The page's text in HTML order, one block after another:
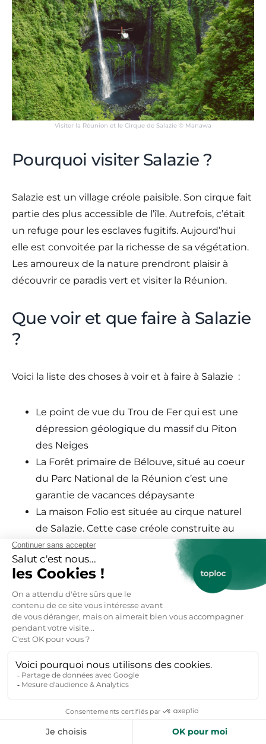
Visiter la Réunion et le Cirque de Salazie © Manawa
Pourquoi visiter Salazie ?
Salazie est un village créole paisible. Son cirque fait
partie des plus accessible de l’île. Autrefois, c’était
un refuge pour les esclaves fugitifs. Aujourd’hui
elle est convoitée par la richesse de sa végétation.
Les amoureux de la nature prendront plaisir à
découvrir ce paradis vert et visiter la Réunion.
Que voir et que faire à Salazie
?
Voici la liste des choses à voir et à faire à Salazie :
Le point de vue du Trou de Fer qui est une
dépression géologique du massif du Piton
des Neiges
La Forêt primaire de Bélouve, situé au coeur
du Parc National de la Réunion c’est une
garantie de vacances dépaysante
La maison Folio est située au cirque naturel
de Salazie. Cette case créole construite au
XIXème siècle
La cascade du Voile de la Mariée fait 70
mètres de haut, la meilleure saison pour la
visiter est au printemps
Les anciens Thermes d’Hell-Bourg à Salazie
font partie de la richesse de ce village
Le canyoning du Trou Blanc à la Réunion,
avec Adrénal‘île